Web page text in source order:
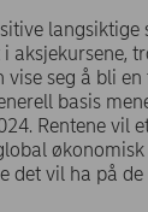
langsiktige
aksjekursene,
vise seg å bli
basis
Rentene vil
økonomisk
det vil ha på